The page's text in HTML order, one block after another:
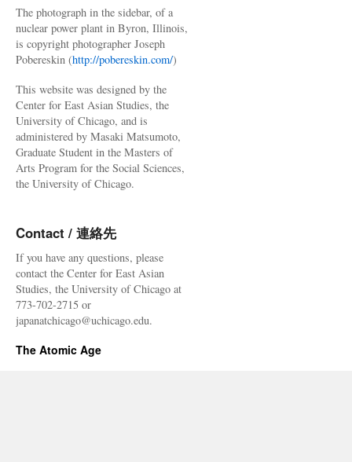
The photograph in the sidebar, of a
nuclear power plant in Byron, Illinois,
is copyright photographer Joseph
Pobereskin (http://pobereskin.com/)
This website was designed by the
Center for East Asian Studies, the
University of Chicago, and is
administered by Masaki Matsumoto,
Graduate Student in the Masters of
Arts Program for the Social Sciences,
the University of Chicago.
Contact / 連絡先
If you have any questions, please
contact the Center for East Asian
Studies, the University of Chicago at
773-702-2715 or
japanatchicago@uchicago.edu.
The Atomic Age